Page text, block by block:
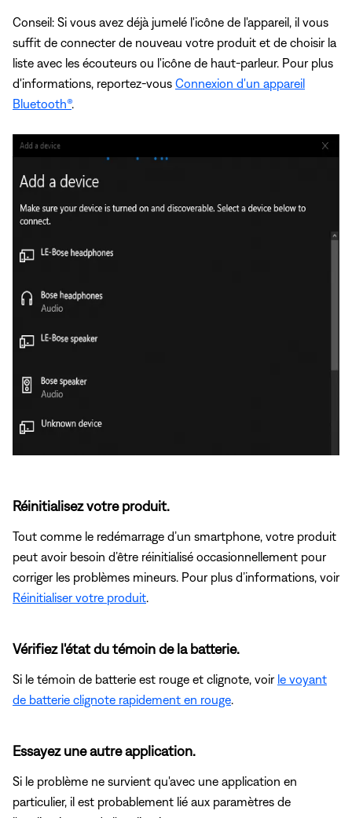
Conseil: Si vous avez déjà jumelé l'icône de l'appareil, il vous
suffit de connecter de nouveau votre produit et de choisir la
liste avec les écouteurs ou l'icône de haut-parleur. Pour plus
d'informations, reportez-vous Connexion d'un appareil
Bluetooth®.
Réinitialisez votre produit.
Tout comme le redémarrage d’un smartphone, votre produit
peut avoir besoin d’être réinitialisé occasionnellement pour
corriger les problèmes mineurs. Pour plus d’informations, voir
Réinitialiser votre produit.
Vérifiez l'état du témoin de la batterie.
Si le témoin de batterie est rouge et clignote, voir le voyant
de batterie clignote rapidement en rouge.
Essayez une autre application.
Si le problème ne survient qu'avec une application en
particulier, il est probablement lié aux paramètres de